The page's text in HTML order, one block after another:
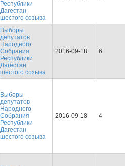
Республики
Дагестан
шестого созыва
Выборы
депутатов
Народного
Собрания
Республики
Дагестан
шестого созыва
2016-09-18 6
Выборы
депутатов
Народного
Собрания
Республики
Дагестан
шестого созыва
2016-09-18 4